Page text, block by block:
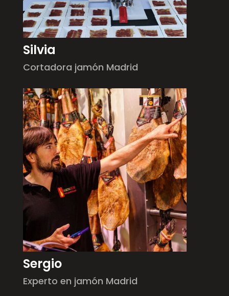
Silvia
Cortadora jamón Madrid
Sergio
Experto en jamón Madrid